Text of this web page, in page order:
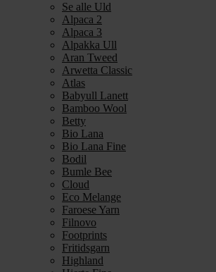
Se alle Uld
Alpaca 2
Alpaca 3
Alpakka Ull
Aran Tweed
Arwetta Classic
Atlas
Babyull Lanett
Bamboo Wool
Betty
Bio Lana
Bio Lana Fine
Bodil
Bumle Bee
Cloud
Eco Melange
Faroese Yarn
Filnovo
Footprints
Fritidsgarn
Highland